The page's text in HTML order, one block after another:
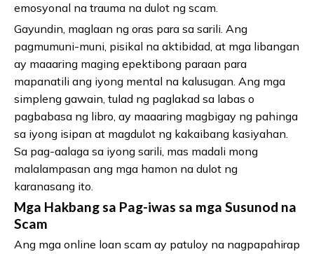
emosyonal na trauma na dulot ng scam.
Gayundin, maglaan ng oras para sa sarili. Ang
pagmumuni-muni, pisikal na aktibidad, at mga libangan
ay maaaring maging epektibong paraan para
mapanatili ang iyong mental na kalusugan. Ang mga
simpleng gawain, tulad ng paglakad sa labas o
pagbabasa ng libro, ay maaaring magbigay ng pahinga
sa iyong isipan at magdulot ng kakaibang kasiyahan.
Sa pag-aalaga sa iyong sarili, mas madali mong
malalampasan ang mga hamon na dulot ng
karanasang ito.
Mga Hakbang sa Pag-iwas sa mga Susunod na
Scam
Ang mga online loan scam ay patuloy na nagpapahirap